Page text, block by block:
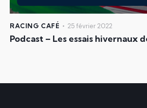
RACING CAFÉ 25 février 2022
Podcast – Les essais hivernaux